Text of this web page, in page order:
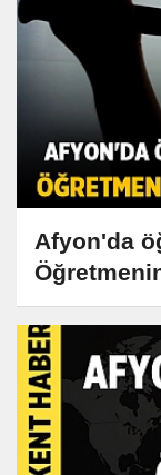
Afyon'da
var!